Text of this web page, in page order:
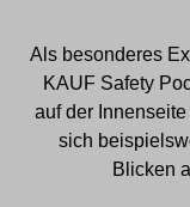
Als besonderes
KAUF Safety
auf der
sich
Blicken